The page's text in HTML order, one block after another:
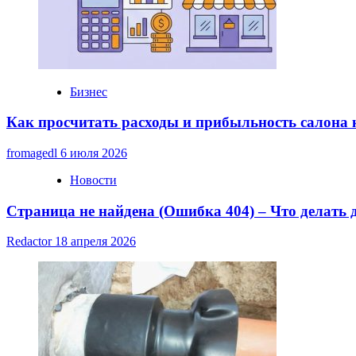
Бизнес
Как просчитать расходы и прибыльность салона
fromagedl 6 июля 2026
Новости
Страница не найдена (Ошибка 404) – Что делать
Redactor 18 апреля 2026